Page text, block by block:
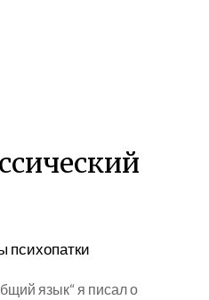
язык“ я писал о